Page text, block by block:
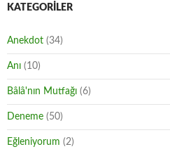
KATEGORILER
Anekdot (34)
Anı (10)
Bâlâ'nın Mutfağı (6)
Deneme (50)
Eğleniyorum (2)